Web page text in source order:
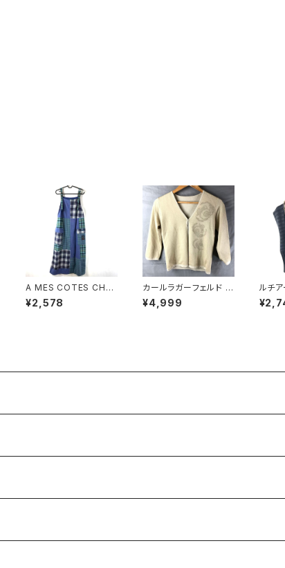
A MES COTES CHA
QUE ジャンパースカー
ト チェック柄 ポケット
¥2,578
カールラガーフェルド K
ARL LAGERFELD カ
ーディガン 花 ラメ 一つ
¥4,999
ルチ
ット